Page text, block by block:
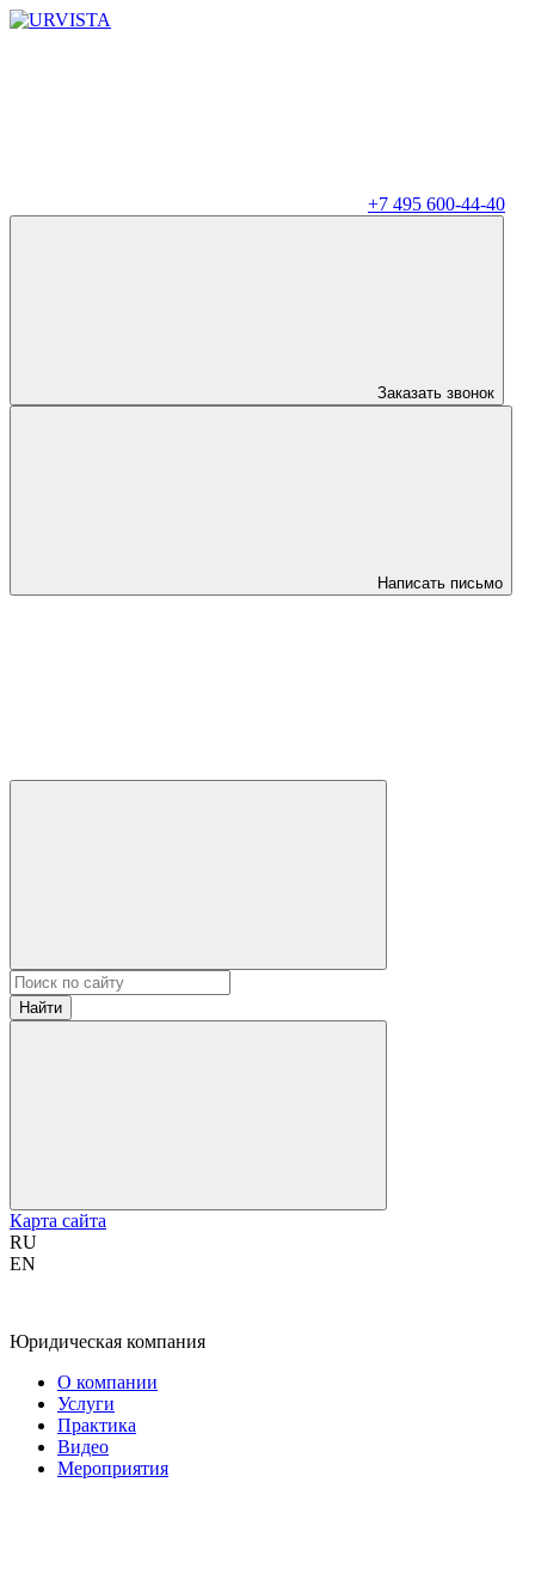
+7 495 600-44-40
Заказать звонок
Написать письмо
Найти
Карта сайта
RU
EN
Юридическая компания
О компании
Услуги
Практика
Видео
Мероприятия